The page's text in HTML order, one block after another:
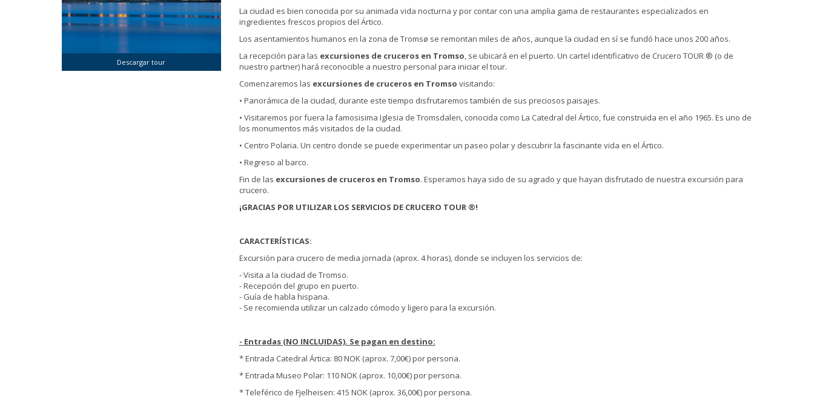
Descargar tour
La ciudad es bien conocida por su animada vida nocturna y por contar con una amplia gama de restaurantes especializados en
ingredientes frescos propios del Ártico.
Los asentamientos humanos en la zona de Tromsø se remontan miles de años, aunque la ciudad en sí se fundó hace unos 200 años.
La recepción para las excursiones de cruceros en Tromso, se ubicará en el puerto. Un cartel identificativo de Crucero TOUR ® (o de
nuestro partner) hará reconocible a nuestro personal para iniciar el tour.
Comenzaremos las excursiones de cruceros en Tromso visitando:
• Panorámica de la ciudad, durante este tiempo disfrutaremos también de sus preciosos paisajes.
• Visitaremos por fuera la famosisima Iglesia de Tromsdalen, conocida como La Catedral del Ártico, fue construida en el año 1965. Es uno de
los monumentos más visitados de la ciudad.
• Centro Polaria. Un centro donde se puede experimentar un paseo polar y descubrir la fascinante vida en el Ártico.
• Regreso al barco.
Fin de las excursiones de cruceros en Tromso. Esperamos haya sido de su agrado y que hayan disfrutado de nuestra excursión para
crucero.
¡GRACIAS POR UTILIZAR LOS SERVICIOS DE CRUCERO TOUR ®!
CARACTERÍSTICAS:
Excursión para crucero de media jornada (aprox. 4 horas), donde se incluyen los servicios de:
- Visita a la ciudad de Tromso.
- Recepción del grupo en puerto.
- Guía de habla hispana.
- Se recomienda utilizar un calzado cómodo y ligero para la excursión.
- Entradas (NO INCLUIDAS). Se pagan en destino:
* Entrada Catedral Ártica: 80 NOK (aprox. 7,00€) por persona.
* Entrada Museo Polar: 110 NOK (aprox. 10,00€) por persona.
* Teleférico de Fjelheisen: 415 NOK (aprox. 36,00€) por persona.